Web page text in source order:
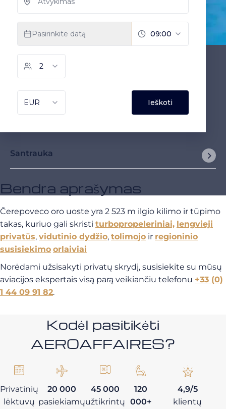
Santrauka
Bendra aprašymas
Čerepoveco oro uoste yra 2 523 m ilgio kilimo ir tūpimo
takas, kuriuo gali skristi turbopropeleriniai, lengvieji
privatūs, vidutinio dydžio, tolimojo ir regioninio
susisiekimo orlaiviai
Norėdami užsisakyti privatų skrydį, susisiekite su mūsų
aviacijos ekspertais visą parą veikiančiu telefonu +33 (0)
1 44 09 91 82.
Kodėl pasitikėti
AEROAFFAIRES?
Privatinių
lėktuvų
20 000
pasiekiamų
45 000
užtikrintų
120
000+
4,9/5
klientų